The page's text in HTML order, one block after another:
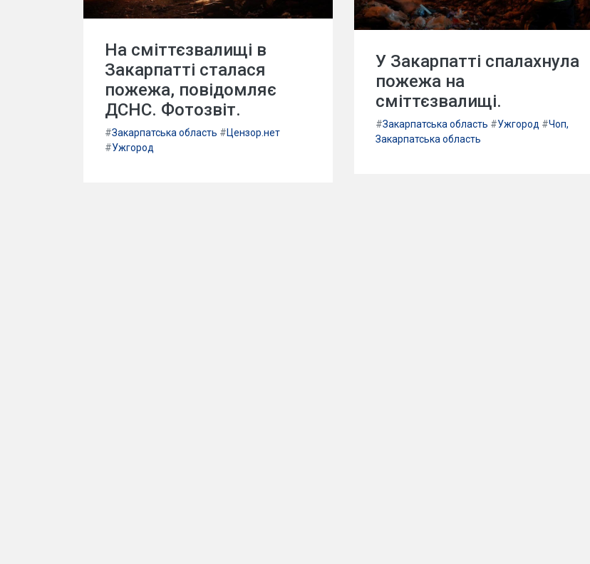
На сміттєзвалищі в
Закарпатті сталася
пожежа, повідомляє
ДСНС. Фотозвіт.
#Закарпатська область #Цензор.нет
#Ужгород
У Закарпатті спалахнула
пожежа на
сміттєзвалищі.
#Закарпатська область #Ужгород #Чоп,
Закарпатська область